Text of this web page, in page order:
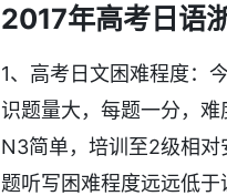
2017年高考日语
1、高考日文困难程度：
识题量大，每题一分，
N3简单，培训至2级相
题听写困难程度远远低